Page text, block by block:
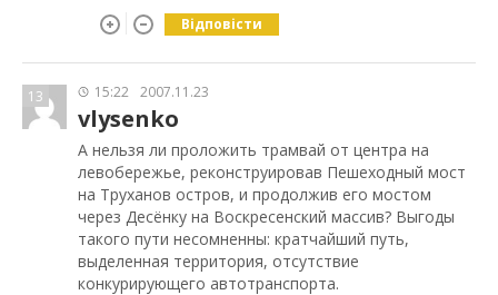
Відповісти
13 15:22 2007.11.23
vlysenko
А нельзя ли проложить трамвай от центра на
левобережье, реконструировав Пешеходный мост
на Труханов остров, и продолжив его мостом
через Десёнку на Воскресенский массив? Выгоды
такого пути несомненны: кратчайший путь,
выделенная территория, отсутствие
конкурирующего автотранспорта.